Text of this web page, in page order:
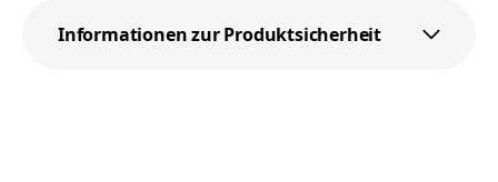
Informationen zur Produktsicherheit